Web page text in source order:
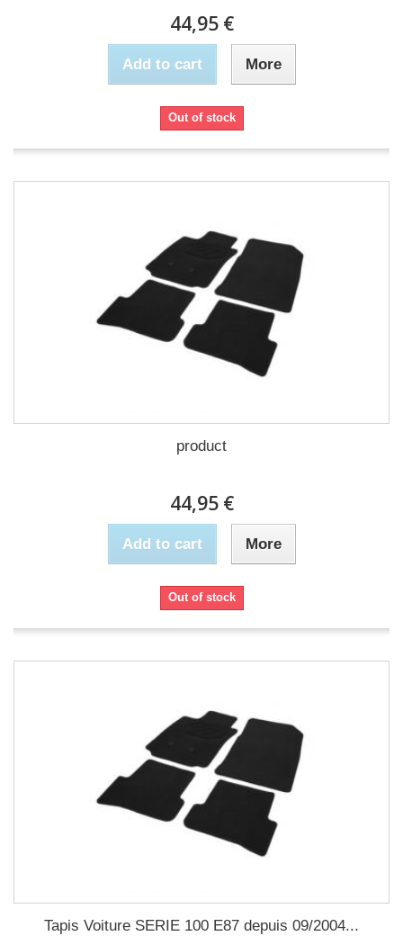
44,95 €
Add to cart More
Out of stock
product
44,95 €
Add to cart More
Out of stock
Tapis Voiture SERIE 100 E87 depuis 09/2004...